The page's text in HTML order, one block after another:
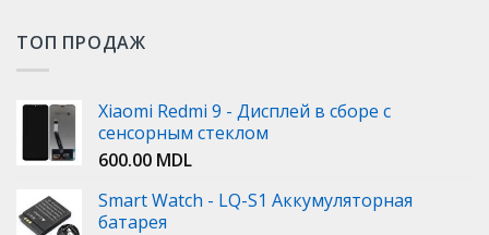
ТОП ПРОДАЖ
Xiaomi Redmi 9 - Дисплей в сборе с
сенсорным стеклом
600.00 MDL
Smart Watch - LQ-S1 Аккумуляторная
батарея